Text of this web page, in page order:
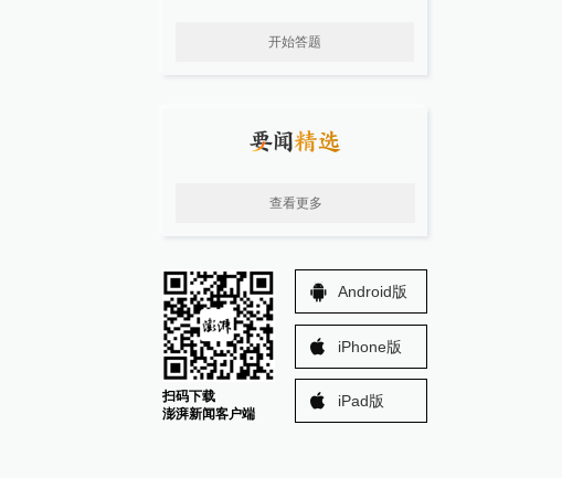
开始答题
查看更多
扫码下载
澎湃新闻客户端
Android版
iPhone版
iPad版